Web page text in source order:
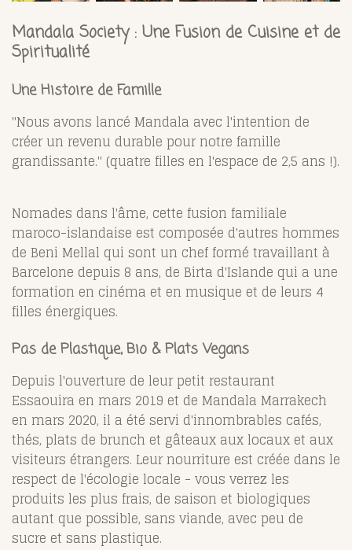
Mandala Society : Une Fusion de Cuisine et de
Spiritualité
Une Histoire de Famille
"Nous avons lancé Mandala avec l'intention de
créer un revenu durable pour notre famille
grandissante." (quatre filles en l'espace de 2,5 ans !).
Nomades dans l'âme, cette fusion familiale
maroco-islandaise est composée d'autres hommes
de Beni Mellal qui sont un chef formé travaillant à
Barcelone depuis 8 ans, de Birta d'Islande qui a une
formation en cinéma et en musique et de leurs 4
filles énergiques.
Pas de Plastique, Bio & Plats Vegans
Depuis l'ouverture de leur petit restaurant
Essaouira en mars 2019 et de Mandala Marrakech
en mars 2020, il a été servi d'innombrables cafés,
thés, plats de brunch et gâteaux aux locaux et aux
visiteurs étrangers. Leur nourriture est créée dans le
respect de l'écologie locale - vous verrez les
produits les plus frais, de saison et biologiques
autant que possible, sans viande, avec peu de
sucre et sans plastique.